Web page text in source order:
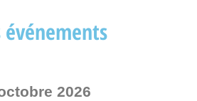
événements
2026